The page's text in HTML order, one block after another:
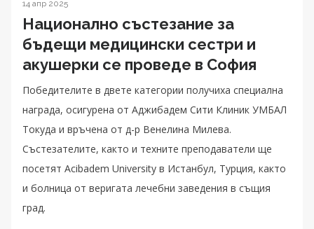
14 апр 2025
Национално състезание за
бъдещи медицински сестри и
акушерки се проведе в София
Победителите в двете категории получиха специална
награда, осигурена от Аджибадем Сити Клиник УМБАЛ
Токуда и връчена от д-р Венелина Милева.
Състезателите, както и техните преподаватели ще
посетят Acibadem University в Истанбул, Турция, както
и болница от веригата лечебни заведения в същия
град.